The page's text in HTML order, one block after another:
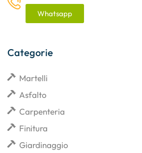
Whatsapp
Categorie
Martelli
Asfalto
Carpenteria
Finitura
Giardinaggio